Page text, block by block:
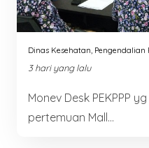
Dinas Kesehatan,
3 hari yang lalu
Monev Desk PEKPPP
pertemuan Mall...